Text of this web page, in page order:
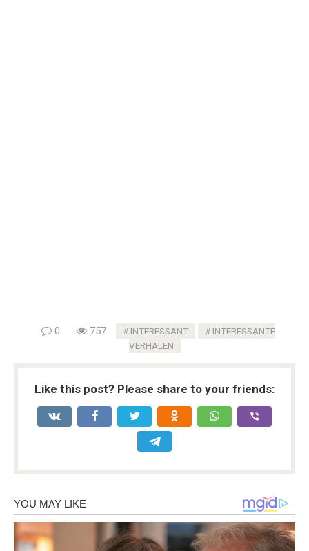
0 757 INTERESSANT
INTERESSANTE
VERHALEN
Like this post? Please share to your friends: